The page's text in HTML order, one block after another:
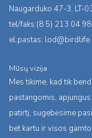
Naugarduko 47-3, LT-
tel/faks:(8 5) 213 04 98,
el.pastas:
Mūsų vizija
Mes tikime, kad tik
pastangomis,
patirtį, sugebėsime
bet kartu ir visos